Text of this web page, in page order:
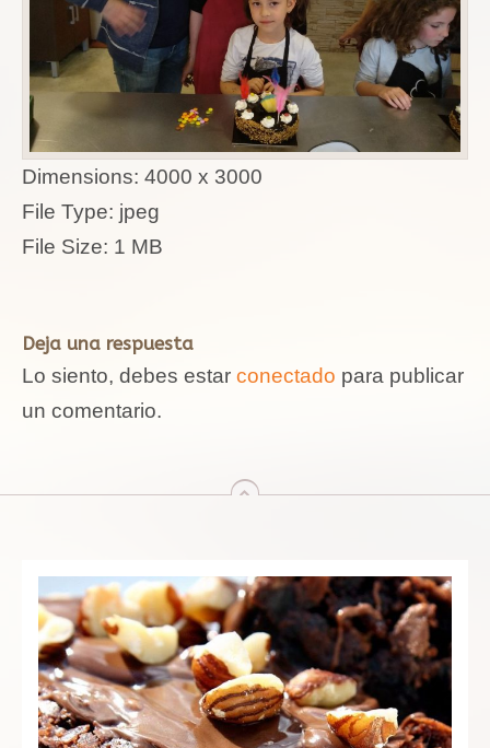
Dimensions: 4000 x 3000
File Type: jpeg
File Size: 1 MB
Deja una respuesta
Lo siento, debes estar conectado para publicar
un comentario.
arriba